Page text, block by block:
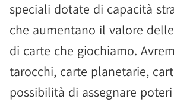
speciali dotate di capacità
che aumentano il valore
di carte che giochiamo.
tarocchi, carte planetarie,
possibilità di assegnare